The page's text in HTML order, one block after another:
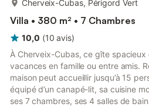
Cherveix-Cubas, Périgord Vert
Villa • 380 m² • 7 Chambres
10,0 (10 avis)
À Cherveix-Cubas, ce gîte
vacances en famille ou entre amis.
maison peut accueillir jusqu’à 15
équipé d’un canapé-lit, sa cuisine
ses 7 chambres, ses 4 salles de